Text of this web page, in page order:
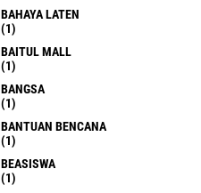
BAHAYA LATEN
(1)
BAITUL MALL
(1)
BANGSA
(1)
BANTUAN BENCANA
(1)
BEASISWA
(1)